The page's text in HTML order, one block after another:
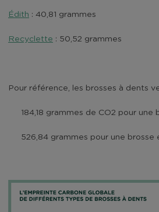
Édith : 40,81 grammes
Recyclette : 50,52 grammes
Pour référence, les brosses à dents
184,18 grammes de CO2 pour une
526,84 grammes pour une brosse